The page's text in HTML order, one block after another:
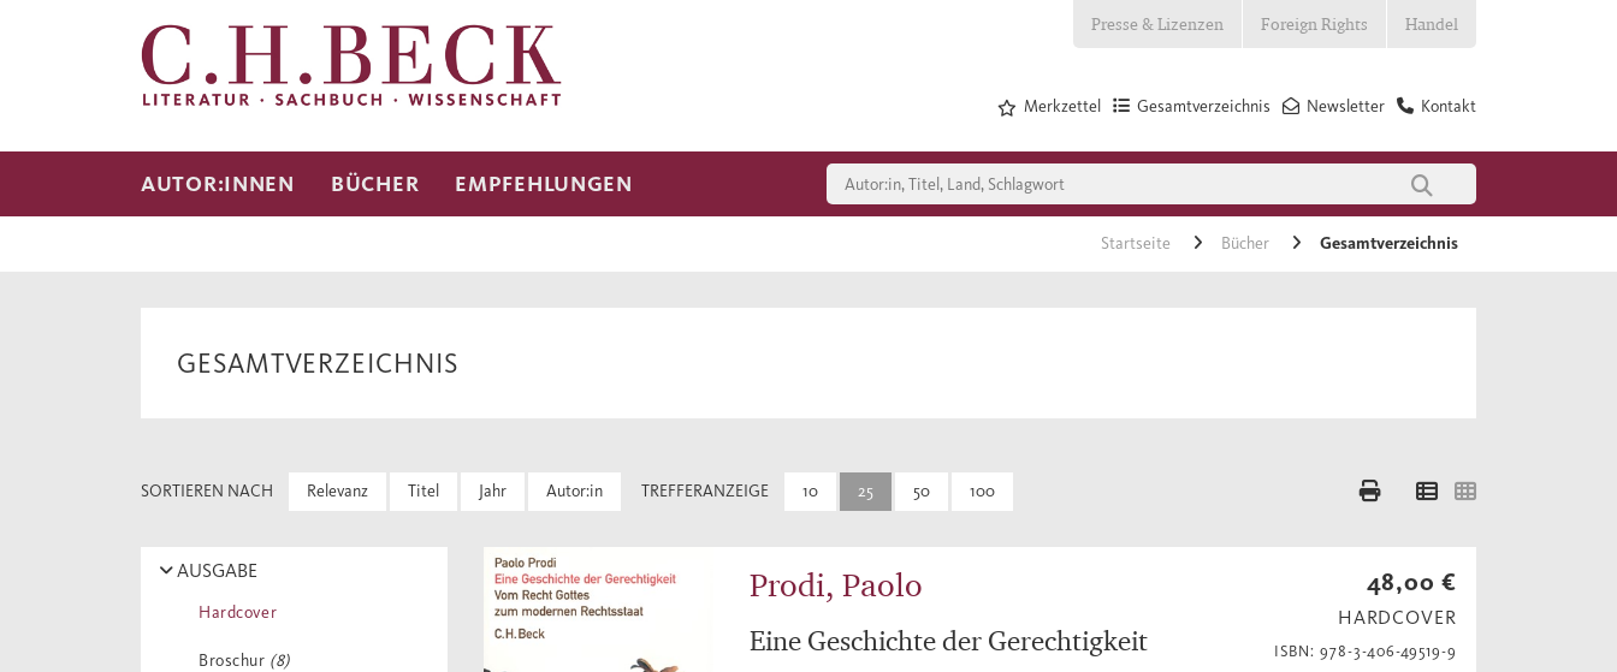
Presse & Lizenzen Foreign Rights Handel
Kontakt
Newsletter
Gesamtverzeichnis
Merkzettel
AUTOR:INNEN BÜCHER EMPFEHLUNGEN
Startseite Bücher Gesamtverzeichnis
GESAMTVERZEICHNIS
SORTIEREN NACH Relevanz Titel Jahr Autor:in TREFFERANZEIGE 10 25 50 100
AUSGABE
Hardcover
Broschur (8)
Prodi, Paolo
Eine Geschichte der Gerechtigkeit
48,00 €
HARDCOVER
ISBN: 978-3-406-49519-9